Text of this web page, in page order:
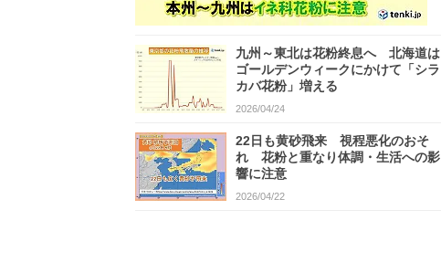
九州～東北は花粉終息へ 北海道は
ゴールデンウィークにかけて「シラ
カバ花粉」増える
2026/04/24
22日も黄砂飛来 視程悪化のおそ
れ 花粉と重なり体調・生活への影
響に注意
2026/04/22